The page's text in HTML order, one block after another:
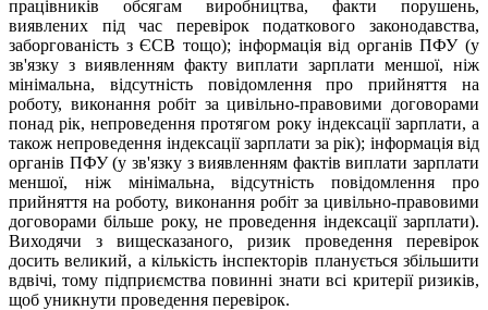
працівників обсягам виробництва, факти порушень,
виявлених під час перевірок податкового законодавства,
заборгованість з ЄСВ тощо); інформація від органів ПФУ (у
зв'язку з виявленням факту виплати зарплати меншої, ніж
мінімальна, відсутність повідомлення про прийняття на
роботу, виконання робіт за цивільно-правовими договорами
понад рік, непроведення протягом року індексації зарплати, а
також непроведення індексації зарплати за рік); інформація від
органів ПФУ (у зв'язку з виявленням фактів виплати зарплати
меншої, ніж мінімальна, відсутність повідомлення про
прийняття на роботу, виконання робіт за цивільно-правовими
договорами більше року, не проведення індексації зарплати).
Виходячи з вищесказаного, ризик проведення перевірок
досить великий, а кількість інспекторів планується збільшити
вдвічі, тому підприємства повинні знати всі критерії ризиків,
щоб уникнути проведення перевірок.